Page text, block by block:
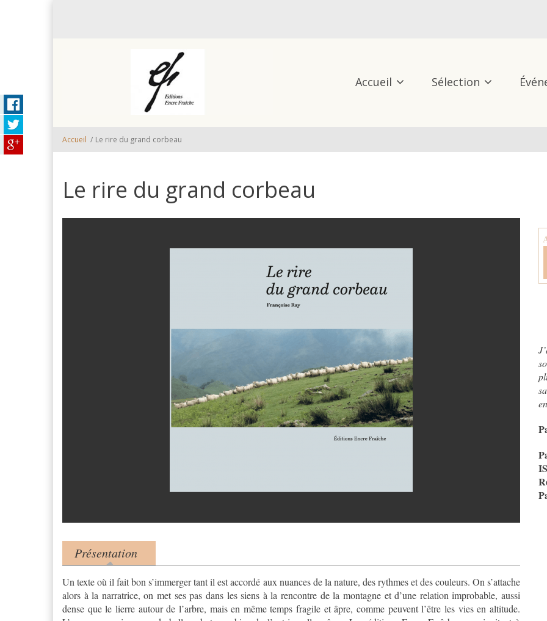
Accueil Sélection
Accueil / Le rire du grand corbeau
Le rire du grand corbeau
Product tabs
Présentation
(onglet actif)
Un texte où il fait bon s’immerger tant il est accordé aux nuances de la nature, des rythmes et des couleurs. On s’attache
alors à la narratrice, on met ses pas dans les siens à la rencontre de la montagne et d’une relation improbable, aussi
dense que le lierre autour de l’arbre, mais en même temps fragile et âpre, comme peuvent l’être les vies en altitude.